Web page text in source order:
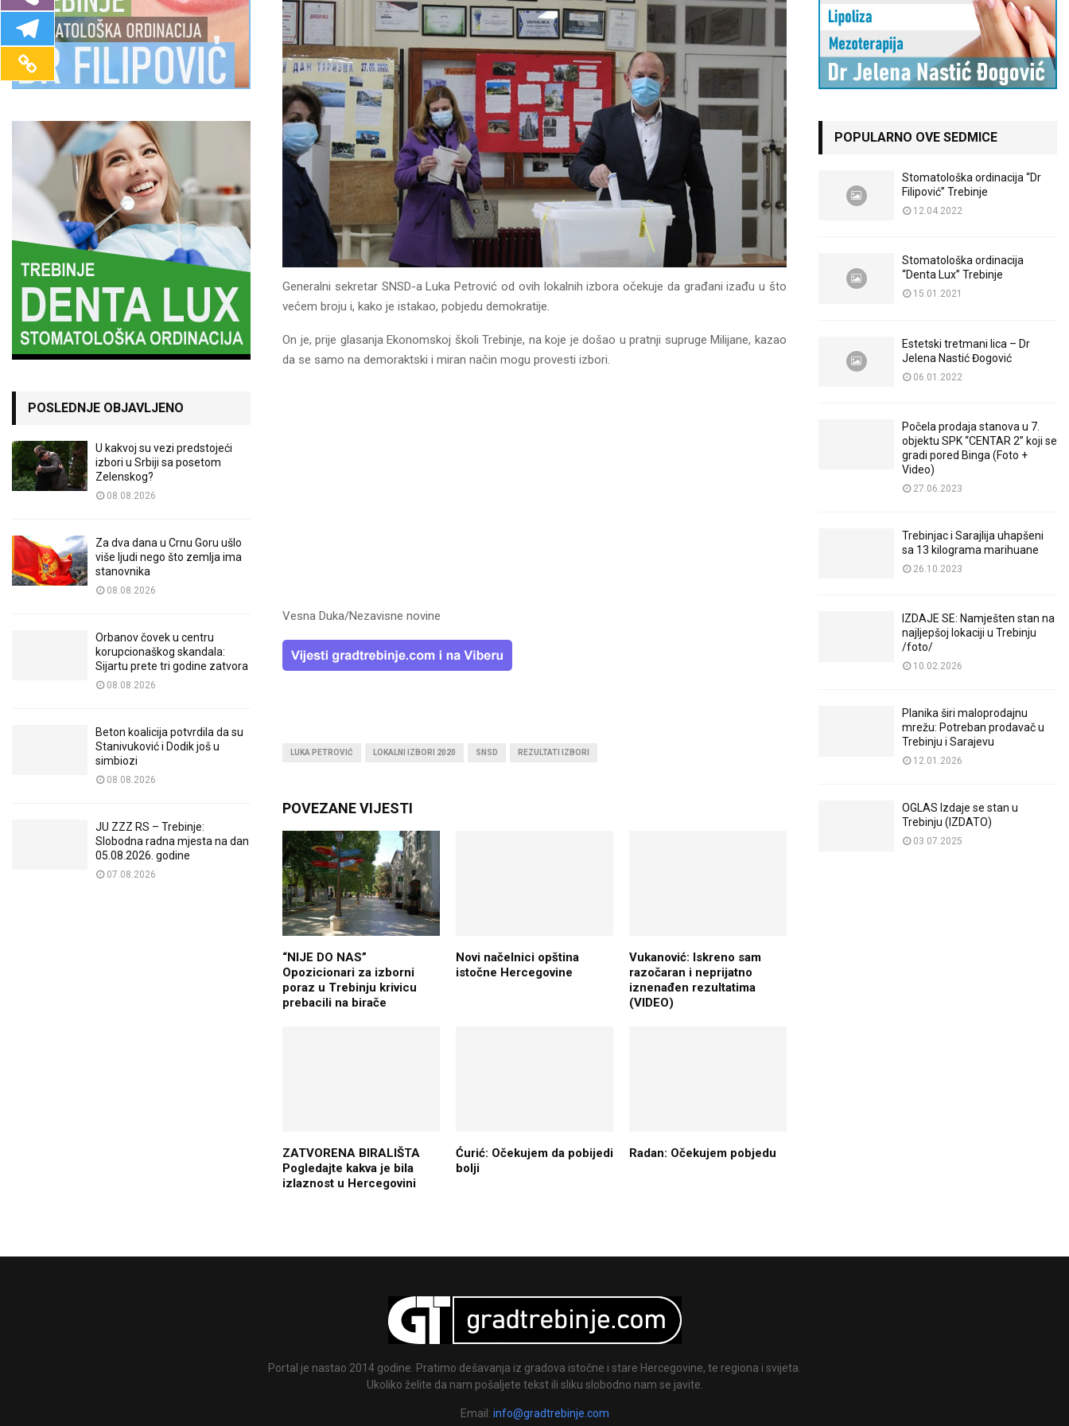
Generalni sekretar SNSD-a Luka Petrović od ovih lokalnih izbora očekuje da građani izađu u što
većem broju i, kako je istakao, pobjedu demokratije.
On je, prije glasanja Ekonomskoj školi Trebinje, na koje je došao u pratnji supruge Milijane, kazao
da se samo na demoraktski i miran način mogu provesti izbori.
Vesna Duka/Nezavisne novine
LUKA PETROVIĆ LOKALNI IZBORI 2020 SNSD REZULTATI IZBORI
POVEZANE VIJESTI
“NIJE DO NAS”
Opozicionari za izborni
poraz u Trebinju krivicu
prebacili na birače
Novi načelnici opština
istočne Hercegovine
Vukanović: Iskreno sam
razočaran i neprijatno
iznenađen rezultatima
(VIDEO)
ZATVORENA BIRALIŠTA
Pogledajte kakva je bila
izlaznost u Hercegovini
Ćurić: Očekujem da pobijedi
bolji
Radan: Očekujem pobjedu
POSLEDNJE OBJAVLJENO
U kakvoj su vezi predstojeći
izbori u Srbiji sa posetom
Zelenskog?
08.08.2026
Za dva dana u Crnu Goru ušlo
više ljudi nego što zemlja ima
stanovnika
08.08.2026
Orbanov čovek u centru
korupcionaškog skandala:
Sijartu prete tri godine zatvora
08.08.2026
Beton koalicija potvrdila da su
Stanivuković i Dodik još u
simbiozi
08.08.2026
JU ZZZ RS – Trebinje:
Slobodna radna mjesta na dan
05.08.2026. godine
07.08.2026
POPULARNO OVE SEDMICE
Stomatološka ordinacija “Dr
Filipović” Trebinje
12.04.2022
Stomatološka ordinacija
“Denta Lux” Trebinje
15.01.2021
Estetski tretmani lica – Dr
Jelena Nastić Đogović
06.01.2022
Počela prodaja stanova u 7.
objektu SPK “CENTAR 2” koji se
gradi pored Binga (Foto +
Video)
27.06.2023
Trebinjac i Sarajlija uhapšeni
sa 13 kilograma marihuane
26.10.2023
IZDAJE SE: Namješten stan na
najljepšoj lokaciji u Trebinju
/foto/
10.02.2026
Planika širi maloprodajnu
mrežu: Potreban prodavač u
Trebinju i Sarajevu
12.01.2026
OGLAS Izdaje se stan u
Trebinju (IZDATO)
03.07.2025
Portal je nastao 2014 godine. Pratimo dešavanja iz gradova istočne i stare Hercegovine, te regiona i svijeta.
Ukoliko želite da nam pošaljete tekst ili sliku slobodno nam se javite.
Email: info@gradtrebinje.com